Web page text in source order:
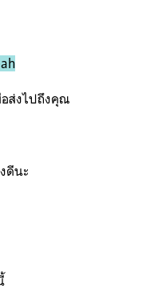
ส่งไปถึงคุณ
ดีนะ